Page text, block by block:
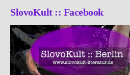
SlovoKult :: Facebook